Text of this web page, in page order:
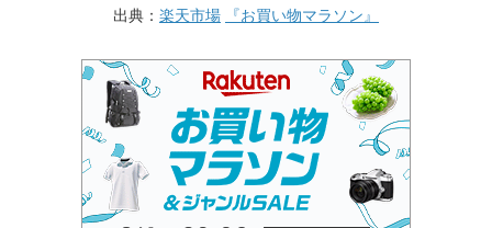
出典： 楽天市場 『お買い物マラソン』